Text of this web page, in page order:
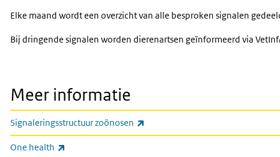
Elke maand wordt een overzicht van alle besproken signalen
Bij dringende signalen worden dierenartsen geïnformeerd via
Meer informatie
Signaleringsstructuur zoönosen
One health